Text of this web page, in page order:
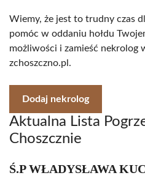
Wiemy, że jest to trudny czas
pomóc w oddaniu hołdu
możliwości i zamieść nekrolog
zchoszczno.pl.
Dodaj nekrolog
Aktualna Lista
Choszcznie
Ś.P WŁADYSŁAWA